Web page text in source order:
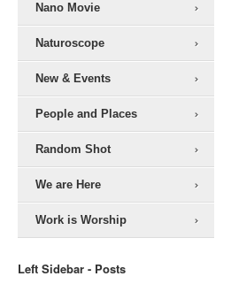
Nano Movie
Naturoscope
New & Events
People and Places
Random Shot
We are Here
Work is Worship
Left Sidebar - Posts